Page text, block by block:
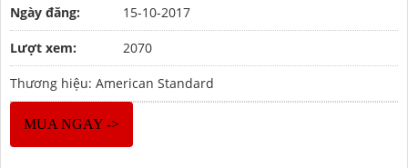
Ngày đăng: 15-10-2017
Lượt xem: 2070
Thương hiệu: American Standard
MUA NGAY ->